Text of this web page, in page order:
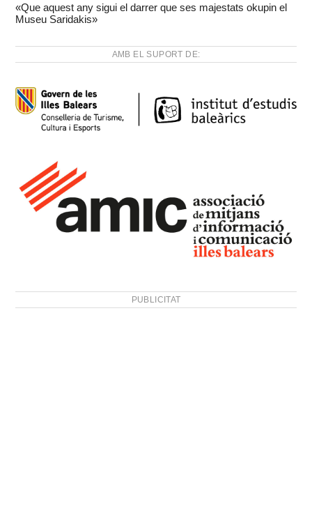
«Que aquest any sigui el darrer que ses majestats okupin el
Museu Saridakis»
AMB EL SUPORT DE:
PUBLICITAT